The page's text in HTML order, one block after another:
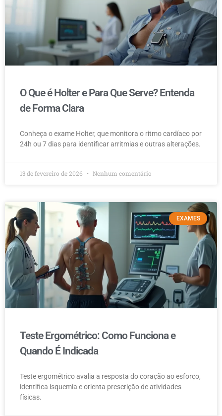
O Que é Holter e Para Que Serve? Entenda
de Forma Clara
Conheça o exame Holter, que monitora o ritmo cardíaco por
24h ou 7 dias para identificar arritmias e outras alterações.
13 de fevereiro de 2026 Nenhum comentário
EXAMES
Teste Ergométrico: Como Funciona e
Quando É Indicada
Teste ergométrico avalia a resposta do coração ao esforço,
identifica isquemia e orienta prescrição de atividades
físicas.